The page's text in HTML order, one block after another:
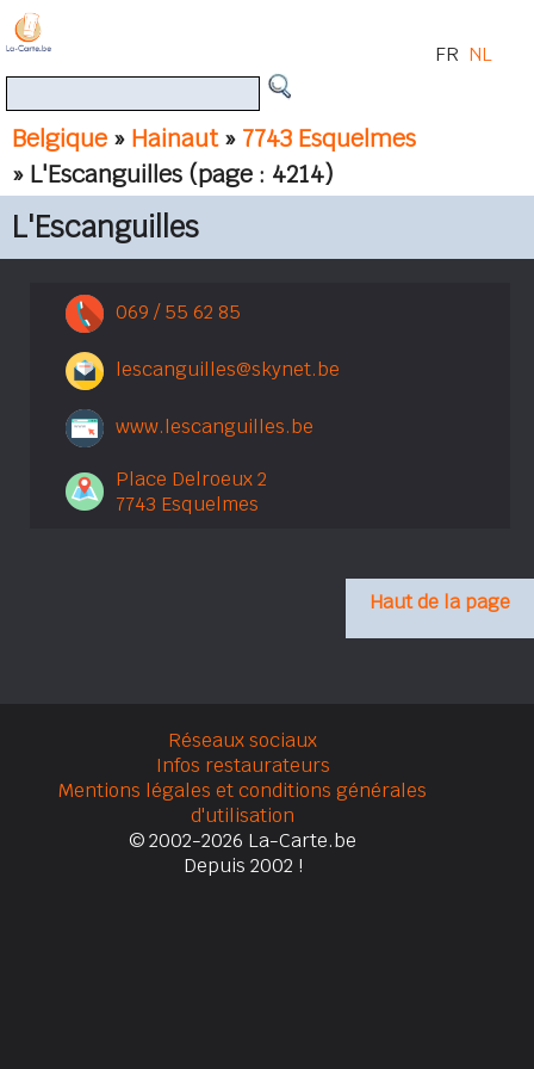
Belgique » Hainaut» 7743 Esquelmes
» L'Escanguilles (page : 4214)
FR NL
L'Escanguilles
069 / 55 62 85
lescanguilles@skynet.be
www.lescanguilles.be
Place Delroeux 2
7743 Esquelmes
Haut de la page
Réseaux sociaux
Infos restaurateurs
Mentions légales et conditions générales
d'utilisation
© 2002-2026 La-Carte.be
Depuis 2002 !